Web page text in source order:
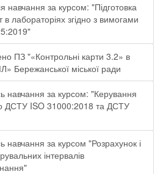
навчання за курсом: "Підготовка
в лабораторіях згідно з вимогами
ПЗ "«Контрольні карти 3.2» в
Бережанської міської ради
навчання за курсом: "Керування
ДСТУ ISO 31000:2018 та ДСТУ
навчання за курсом "Розрахунок і
інтервалів